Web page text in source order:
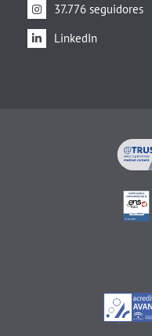
37.776 seguidores
LinkedIn